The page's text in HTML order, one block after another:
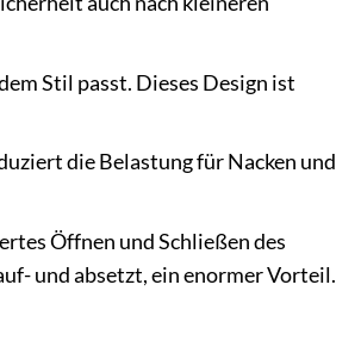
Stil passt. Dieses Design ist
die Belastung für Nacken und
Öffnen und Schließen des
und absetzt, ein enormer Vorteil.